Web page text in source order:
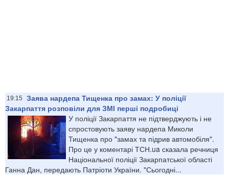
19:15
Заява нардепа Тищенка про замах: У поліції
Закарпаття розповіли для ЗМІ перші подробиці
У поліції Закарпаття не підтверджують і не
спростовують заяву нардепа Миколи
Тищенка про "замах та підрив автомобіля".
Про це у коментарі ТСН.ua сказала речниця
Національної поліції Закарпатської області
Ганна Дан, передають Патріоти України. "Сьогодні...